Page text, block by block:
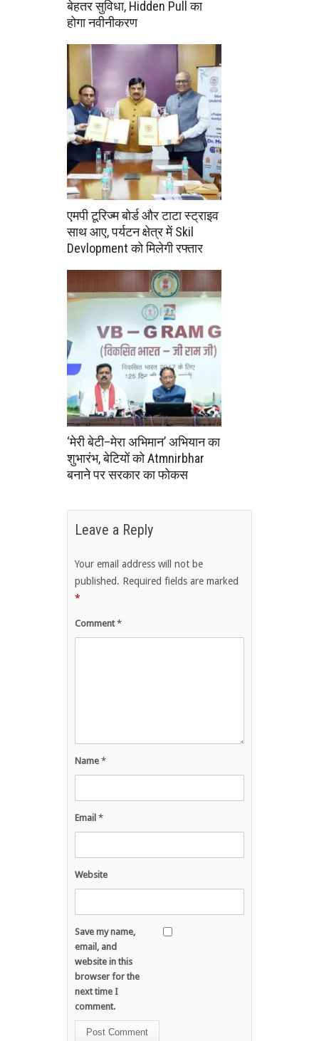
बेहतर सुविधा, Hidden Pull का
होगा नवीनीकरण
एमपी टूरिज्म बोर्ड और टाटा स्ट्राइव
साथ आए, पर्यटन क्षेत्र में Skil
Devlopment को मिलेगी रफ्तार
‘मेरी बेटी–मेरा अभिमान’ अभियान का
शुभारंभ, बेटियों को Atmnirbhar
बनाने पर सरकार का फोकस
Leave a Reply
Your email address will not be
published. Required fields are marked
*
Comment*
Name *
Email *
Website
Save my name,
email, and
website in this
browser for the
next time I
comment.